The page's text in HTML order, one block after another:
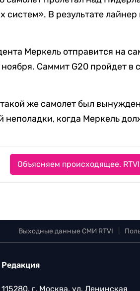
систем». В результате
Меркель отправится на
Саммит G20 пройдет в
же самолет был
неполадки, когда Меркель
Объясняем происходящее.
Выходные данные СМИ RTVI
Редакция
115280, г. Москва, ул. Ленинская